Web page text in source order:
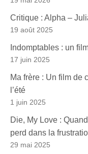
Critique : Alpha –
19 août 2025
Indomptables : un
17 juin 2025
Ma frère : Un film de
l’été
1 juin 2025
Die, My Love :
perd dans la
29 mai 2025